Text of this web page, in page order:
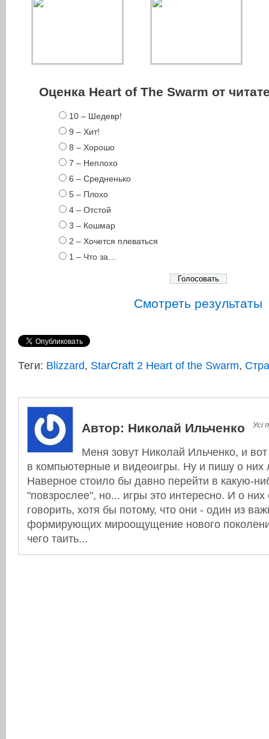
Оценка Heart of The Swarm от
10 – Шедевр!
9 – Хит!
8 – Хорошо
7 – Неплохо
6 – Средненько
5 – Плохо
4 – Отстой
3 – Кошмар
2 – Хочется плеваться
1 – Что за…
Смотреть результаты
Теги: Blizzard, StarCraft 2 Heart of the Swarm,
Автор: Николай Ильченко Усі
Меня зовут Николай Ильченко, и
в компьютерные и видеоигры. Ну и пишу о них
Наверное стоило бы давно перейти в какую-
"повзрослее", но... игры это интересно. И о них
говорить, хотя бы потому, что они - один из
формирующих мироощущение нового
чего таить...